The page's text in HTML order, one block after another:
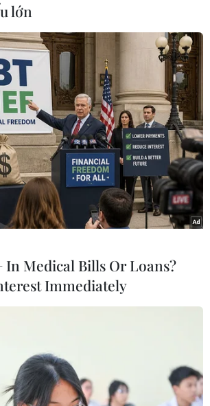
Hồng, huyện Quỳnh Lưu
1 cân điện tử, 1 xe ôtô tải.
giữ 3 đối tượng, triệu tập 2 đối
đến làm việc.
túy lớn nằm trong đường dây
ma túy do người nước
cấu kết với các đối tượng trong
bãi, tập kết ma túy giấu trong
sau đó trung chuyển qua
để đưa sang nước thứ 3 tiêu
(TTXVN/Vietnam+)
lớn
In Medical Bills Or Loans?
Immediately